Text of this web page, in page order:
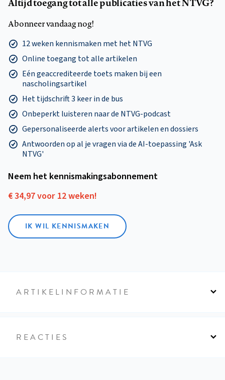
Abonneer vandaag nog!
12 weken kennismaken met het NTVG
Online toegang tot alle artikelen
Eén geaccrediteerde toets maken bij een
nascholingsartikel
Het tijdschrift 3 keer in de bus
Onbeperkt luisteren naar de NTVG-podcast
Gepersonaliseerde alerts voor artikelen en dossiers
Antwoorden op al je vragen via de AI-toepassing 'Ask
NTVG'
Neem het kennismakings­abonnement
€ 34,97 voor 12 weken!
IK WIL KENNISMAKEN
ARTIKELINFORMATIE
REACTIES